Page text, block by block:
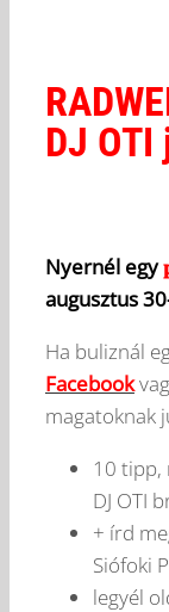
DJ
Nyernél egy
augusztus
Ha buliznál
Facebook
magatoknak
10 tipp,
DJ OTI
+ írd
Siófoki
legyél